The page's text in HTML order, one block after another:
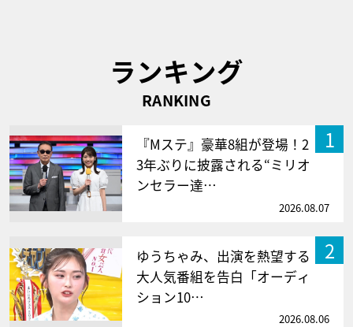
ランキング
RANKING
1
『Mステ』豪華8組が登場！2
3年ぶりに披露される“ミリオ
ンセラー達…
2026.08.07
2
ゆうちゃみ、出演を熱望する
大人気番組を告白「オーディ
ション10…
2026.08.06